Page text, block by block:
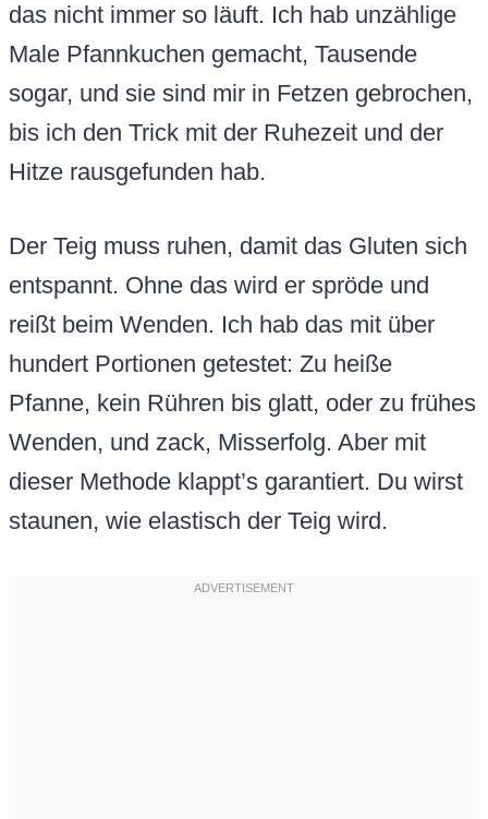
das nicht immer so läuft. Ich hab unzählige
Male Pfannkuchen gemacht, Tausende
sogar, und sie sind mir in Fetzen gebrochen,
bis ich den Trick mit der Ruhezeit und der
Hitze rausgefunden hab.
Der Teig muss ruhen, damit das Gluten sich
entspannt. Ohne das wird er spröde und
reißt beim Wenden. Ich hab das mit über
hundert Portionen getestet: Zu heiße
Pfanne, kein Rühren bis glatt, oder zu frühes
Wenden, und zack, Misserfolg. Aber mit
dieser Methode klappt’s garantiert. Du wirst
staunen, wie elastisch der Teig wird.